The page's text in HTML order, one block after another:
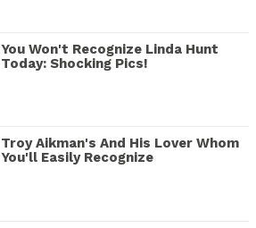
You Won't Recognize Linda Hunt
Today: Shocking Pics!
Troy Aikman's And His Lover Whom
You'll Easily Recognize